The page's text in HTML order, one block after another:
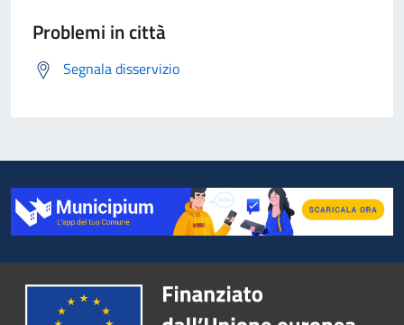
Problemi in città
Segnala disservizio